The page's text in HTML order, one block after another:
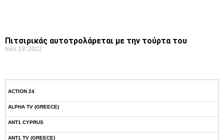
Πιτσιρικάς αυτοτρολάρεται με την τούρτα του
Ιούλ 19, 2022
ACTION 24
ALPHA TV (GREECE)
ANT1 CYPRUS
ANT1 TV (GREECE)